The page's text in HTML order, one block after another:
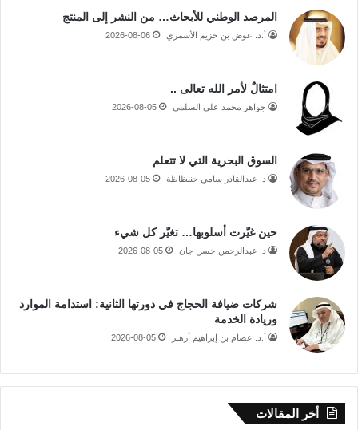
المرصد الوطني للأبحاث… من النشر إلى المنتج
أ.د. عوض بن خزيم الأسمري 2026-08-06
امتثالٌ لأمر الله تعالى ..
جواهر محمد علي السلمي 2026-08-05
السوق البحرية التي لا تتعلم
د. عبدالقادر سامي حنبظاظة 2026-08-05
حين غيّرت أسلوبها… تغيّر كل شيء
د. عبدالرحمن حسن جان 2026-08-05
شركات ضيافة الحجاج في دورتها الثانية: استدامة الموارد
وريادة الخدمة
أ.د. عصام بن إبراهيم أزهـر 2026-08-05
أخر المقالات